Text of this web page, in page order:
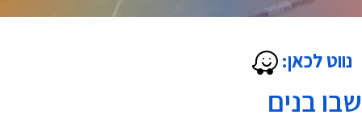
נווט לכאן:
שבו בנים